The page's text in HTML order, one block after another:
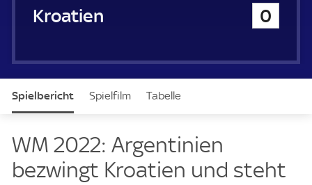
.
e
Kroatien 0
Spielbericht Spielfilm Tabelle
Vorschau
WM 2022: Argentinien
bezwingt Kroatien und steht